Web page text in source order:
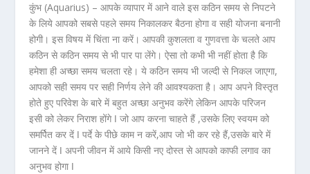
कुंभ (Aquarius) –आपके व्यापार में आने वाले इस कठिन समय से निपटने
के लिये आपको सबसे पहले समय निकालकर बैठना होगा व सही योजना बनानी
होगी। इस विषय में चिंता ना करें। आपकी कुशलता व गुणवत्ता के चलते आप
कठिन से कठिन समय से भी पार पा लेंगे। ऐसा तो कभी भी नहीं होता है कि
हमेशा ही अच्छा समय चलता रहे। ये कठिन समय भी जल्दी से निकल जाएगा,
आपको सही समय पर सही निर्णय लेने की आवश्यकता है। आप अपने विस्तृत
होते हुए परिवेश के बारे में बहुत अच्छा अनुभव करेंगे लेकिन आपके परिजन
इसी को लेकर निराश होंगे ǀ जो आप करना चाहते हैं ,उसके लिए स्वयम को
समर्पित कर दें ǀ पर्दे के पीछे काम न करें,आप जो भी कर रहे हैं,उसके बारे में
जानने दें ǀ अपनी जीवन में आये किसी नए दोस्त से आपको काफी लगाव का
अनुभव होगा ǀ